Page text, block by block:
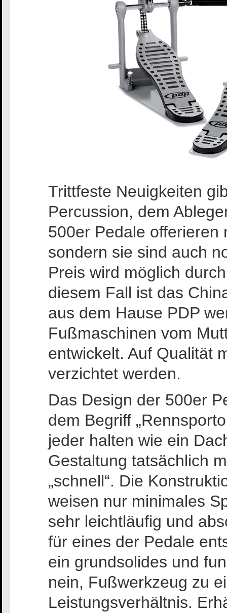
Trittfeste Neuigkeiten
Percussion, dem
500er Pedale offerieren
sondern sie sind auch
Preis wird möglich
diesem Fall ist das
aus dem Hause PDP
Fußmaschinen vom
entwickelt. Auf Qualität
verzichtet werden.
Das Design der 500er
dem Begriff
jeder halten wie ein
Gestaltung tatsächlich
„schnell“. Die
weisen nur minimales
sehr leichtläufig und
für eines der Pedale
ein grundsolides und
nein, Fußwerkzeug zu
Leistungsverhältnis.